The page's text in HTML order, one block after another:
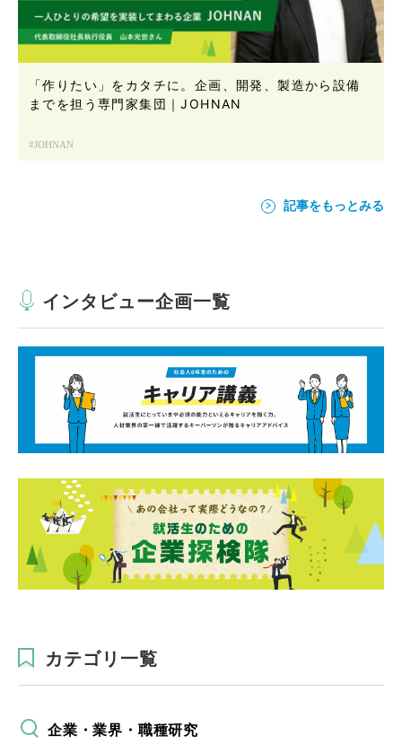
「作りたい」をカタチに。企画、開発、製造から設備
までを担う専門家集団｜JOHNAN
JOHNAN
記事をもっとみる
インタビュー企画一覧
カテゴリ一覧
企業・業界・職種研究